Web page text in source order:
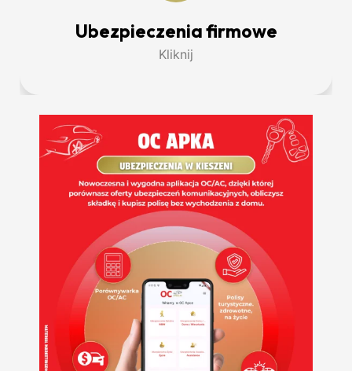
Ubezpieczenia firmowe
Kliknij